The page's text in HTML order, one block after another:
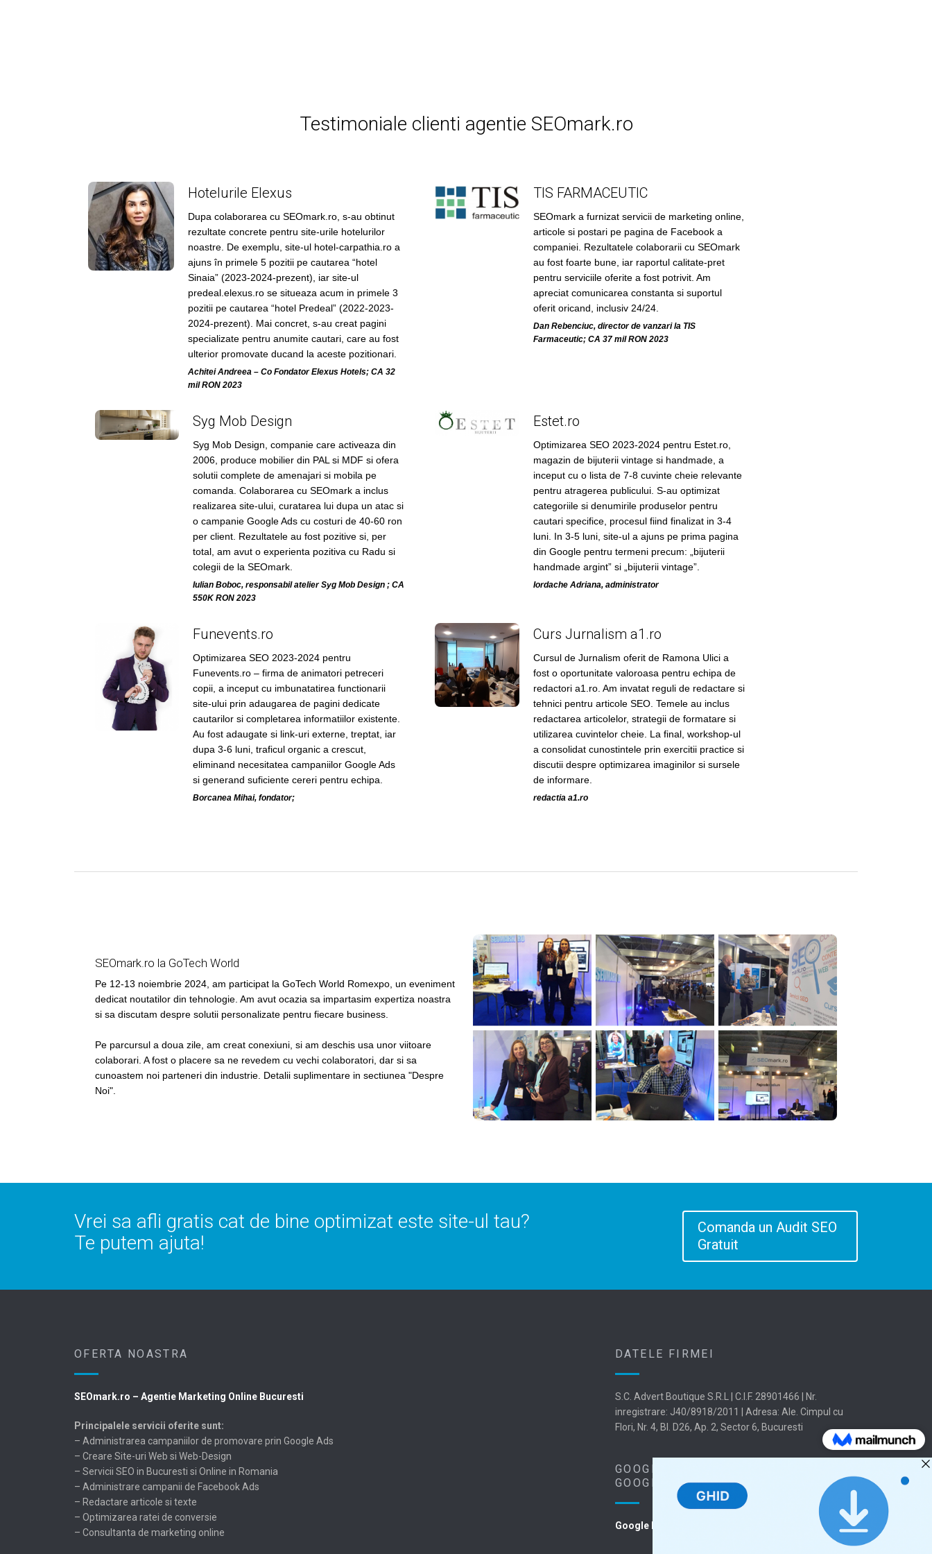
Testimoniale clienti agentie SEOmark.ro
Hotelurile Elexus
Dupa colaborarea cu SEOmark.ro, s-au obtinut
rezultate concrete pentru site-urile hotelurilor
noastre. De exemplu, site-ul hotel-carpathia.ro a
ajuns în primele 5 pozitii pe cautarea “hotel
Sinaia” (2023-2024-prezent), iar site-ul
predeal.elexus.ro se situeaza acum in primele 3
pozitii pe cautarea “hotel Predeal” (2022-2023-
2024-prezent). Mai concret, s-au creat pagini
specializate pentru anumite cautari, care au fost
ulterior promovate ducand la aceste pozitionari.
Achitei Andreea – Co Fondator Elexus Hotels; CA 32
mil RON 2023
TIS FARMACEUTIC
SEOmark a furnizat servicii de marketing online,
articole si postari pe pagina de Facebook a
companiei. Rezultatele colaborarii cu SEOmark
au fost foarte bune, iar raportul calitate-pret
pentru serviciile oferite a fost potrivit. Am
apreciat comunicarea constanta si suportul
oferit oricand, inclusiv 24/24.
Dan Rebenciuc, director de vanzari la TIS
Farmaceutic; CA 37 mil RON 2023
Syg Mob Design
Syg Mob Design, companie care activeaza din
2006, produce mobilier din PAL si MDF si ofera
solutii complete de amenajari si mobila pe
comanda. Colaborarea cu SEOmark a inclus
realizarea site-ului, curatarea lui dupa un atac si
o campanie Google Ads cu costuri de 40-60 ron
per client. Rezultatele au fost pozitive si, per
total, am avut o experienta pozitiva cu Radu si
colegii de la SEOmark.
Iulian Boboc, responsabil atelier Syg Mob Design ; CA
550K RON 2023
Estet.ro
Optimizarea SEO 2023-2024 pentru Estet.ro,
magazin de bijuterii vintage si handmade, a
inceput cu o lista de 7-8 cuvinte cheie relevante
pentru atragerea publicului. S-au optimizat
categoriile si denumirile produselor pentru
cautari specifice, procesul fiind finalizat in 3-4
luni. In 3-5 luni, site-ul a ajuns pe prima pagina
din Google pentru termeni precum: „bijuterii
handmade argint” si „bijuterii vintage”.
Iordache Adriana, administrator
Funevents.ro
Optimizarea SEO 2023-2024 pentru
Funevents.ro – firma de animatori petreceri
copii, a inceput cu imbunatatirea functionarii
site-ului prin adaugarea de pagini dedicate
cautarilor si completarea informatiilor existente.
Au fost adaugate si link-uri externe, treptat, iar
dupa 3-6 luni, traficul organic a crescut,
eliminand necesitatea campaniilor Google Ads
si generand suficiente cereri pentru echipa.
Borcanea Mihai, fondator;
Curs Jurnalism a1.ro
Cursul de Jurnalism oferit de Ramona Ulici a
fost o oportunitate valoroasa pentru echipa de
redactori a1.ro. Am invatat reguli de redactare si
tehnici pentru articole SEO. Temele au inclus
redactarea articolelor, strategii de formatare si
utilizarea cuvintelor cheie. La final, workshop-ul
a consolidat cunostintele prin exercitii practice si
discutii despre optimizarea imaginilor si sursele
de informare.
redactia a1.ro
SEOmark.ro la GoTech World
Pe 12-13 noiembrie 2024, am participat la GoTech World Romexpo, un eveniment
dedicat noutatilor din tehnologie. Am avut ocazia sa impartasim expertiza noastra
si sa discutam despre solutii personalizate pentru fiecare business.
Pe parcursul a doua zile, am creat conexiuni, si am deschis usa unor viitoare
colaborari. A fost o placere sa ne revedem cu vechi colaboratori, dar si sa
cunoastem noi parteneri din industrie. Detalii suplimentare in sectiunea "Despre
Noi".
Vrei sa afli gratis cat de bine optimizat este site-ul tau?
Te putem ajuta!
Comanda un Audit SEO
Gratuit
OFERTA NOASTRA
SEOmark.ro – Agentie Marketing Online Bucuresti
Principalele servicii oferite sunt:
– Administrarea campaniilor de promovare prin Google Ads
– Creare Site-uri Web si Web-Design
– Servicii SEO in Bucuresti si Online in Romania
– Administrare campanii de Facebook Ads
– Redactare articole si texte
– Optimizarea ratei de conversie
– Consultanta de marketing online
DATELE FIRMEI
S.C. Advert Boutique S.R.L | C.I.F. 28901466 | Nr.
inregistrare: J40/8918/2011 | Adresa: Ale. Cimpul cu
Flori, Nr. 4, Bl. D26, Ap. 2, Sector 6, Bucuresti
GOOGLE BUSINESS PROFILE |
GOOGLE MAPS
Google Maps - Suntem Aici